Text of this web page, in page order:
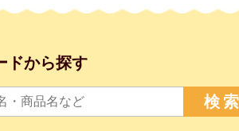
ドから探す
検索